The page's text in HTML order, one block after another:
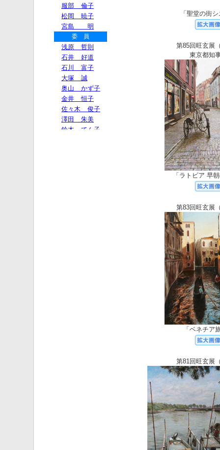
「聖堂の街
第85回旺玄展
東京都知
「ラトビア 早
第83回旺玄展
「ベネチア
第81回旺玄展